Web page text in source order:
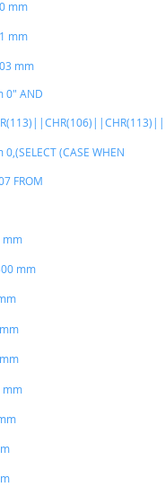
mm
mm
mm
0" AND
(CASE WHEN
FROM
mm
mm
mm